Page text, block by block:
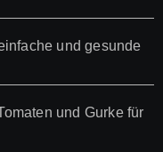
und gesunde
und Gurke für